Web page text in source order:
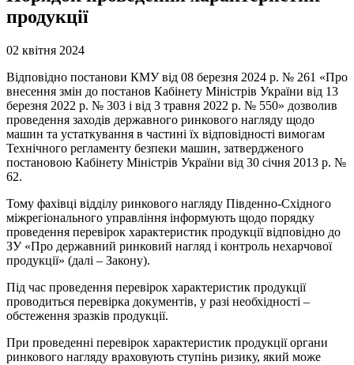
продукції
02 квітня 2024
Відповідно постанови КМУ від 08 березня 2024 р. № 261 «Про
внесення змін до постанов Кабінету Міністрів України від 13
березня 2022 р. № 303 і від 3 травня 2022 р. № 550» дозволив
проведення заходів державного ринкового нагляду щодо
машин та устаткування в частині їх відповідності вимогам
Технічного регламенту безпеки машин, затвердженого
постановою Кабінету Міністрів України від 30 січня 2013 р. №
62.
Тому фахівці відділу ринкового нагляду Південно-Східного
міжрегіонального управління інформують щодо порядку
проведення перевірок характеристик продукції відповідно до
ЗУ «Про державний ринковий нагляд і контроль нехарчової
продукції» (далі – Закону).
Під час проведення перевірок характеристик продукції
проводиться перевірка документів, у разі необхідності –
обстеження зразків продукції.
При проведенні перевірок характеристик продукції органи
ринкового нагляду враховують ступінь ризику, який може